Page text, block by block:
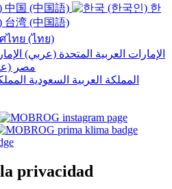
中国 (中国語)
한
台湾 (中国語)
ไทย (ไทย)
privacidad